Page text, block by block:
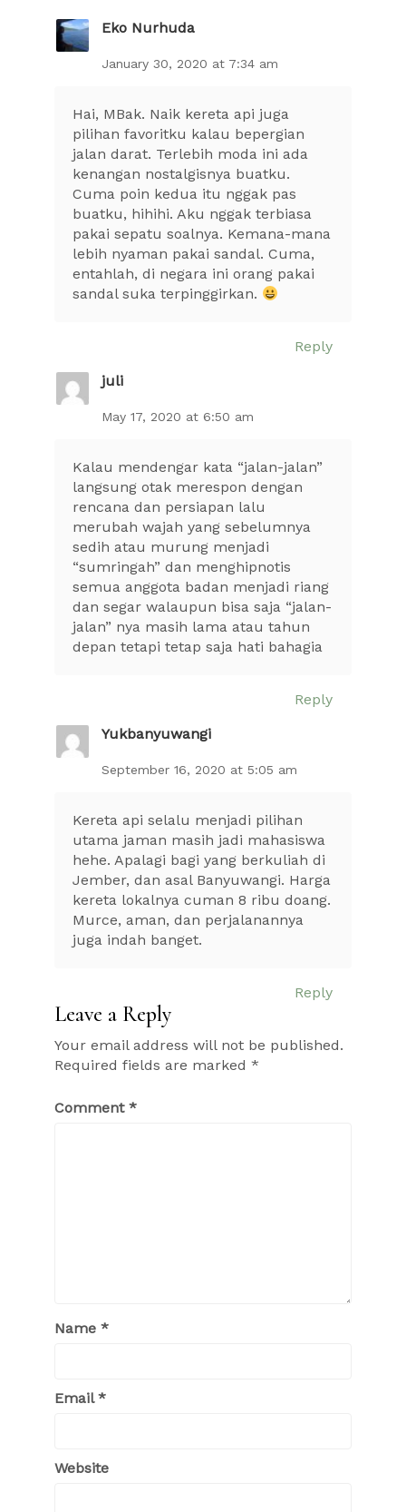
Eko Nurhuda
January 30, 2020 at 7:34 am
Hai, MBak. Naik kereta api juga
pilihan favoritku kalau bepergian
jalan darat. Terlebih moda ini ada
kenangan nostalgisnya buatku.
Cuma poin kedua itu nggak pas
buatku, hihihi. Aku nggak terbiasa
pakai sepatu soalnya. Kemana-mana
lebih nyaman pakai sandal. Cuma,
entahlah, di negara ini orang pakai
sandal suka terpinggirkan.
Reply
juli
May 17, 2020 at 6:50 am
Kalau mendengar kata “jalan-jalan”
langsung otak merespon dengan
rencana dan persiapan lalu
merubah wajah yang sebelumnya
sedih atau murung menjadi
“sumringah” dan menghipnotis
semua anggota badan menjadi riang
dan segar walaupun bisa saja “jalan-
jalan” nya masih lama atau tahun
depan tetapi tetap saja hati bahagia
Reply
Yukbanyuwangi
September 16, 2020 at 5:05 am
Kereta api selalu menjadi pilihan
utama jaman masih jadi mahasiswa
hehe. Apalagi bagi yang berkuliah di
Jember, dan asal Banyuwangi. Harga
kereta lokalnya cuman 8 ribu doang.
Murce, aman, dan perjalanannya
juga indah banget.
Reply
Leave a Reply
Your email address will not be published.
Required fields are marked *
Comment *
Name *
Email*
Website